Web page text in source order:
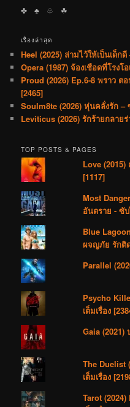
✤ ♣︎ ♧ ☘︎
เรื่องล่าสุด
Heel (2025) ล่ามไว้ให้เป็นเด็ก
Opera (1987) จ้องเชือดที่โรงโ
Proud (2026) Ep.6-8 พราว ต
[2465]
Soulm8te (2026) หุ่นคลั่งรัก –
Leviticus (2026) รักร้ายกลาย
TOP POSTS & PAGES
Love
[1117]
Most
อันตราย - ซับ
Blue
ผจญภัย รักติด
Parallel
Psycho
เต็มเรื่อง
Gaia (2021)
The Duelist
เต็มเรื่อง
Tarot